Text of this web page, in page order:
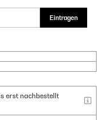
Eintragen
erst nachbestellt